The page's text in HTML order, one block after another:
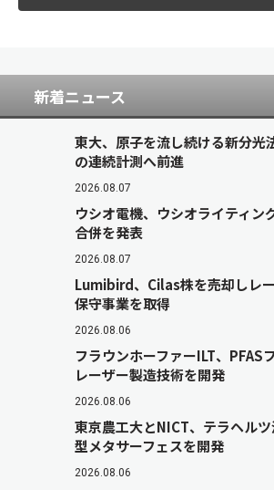
新着ニュース
東大、原子を流し続ける新分
の連続計測へ前進
2026.08.07
ウシオ電機、ウシオライティン
合併を発表
2026.08.07
Lumibird、Cilas株を売却しレ
保守事業を取得
2026.08.06
フラウンホーファーILT、PFAS
レーザー製造技術を開発
2026.08.06
東京農工大とNICT、テラヘル
型メタサーフェスを開発
2026.08.06